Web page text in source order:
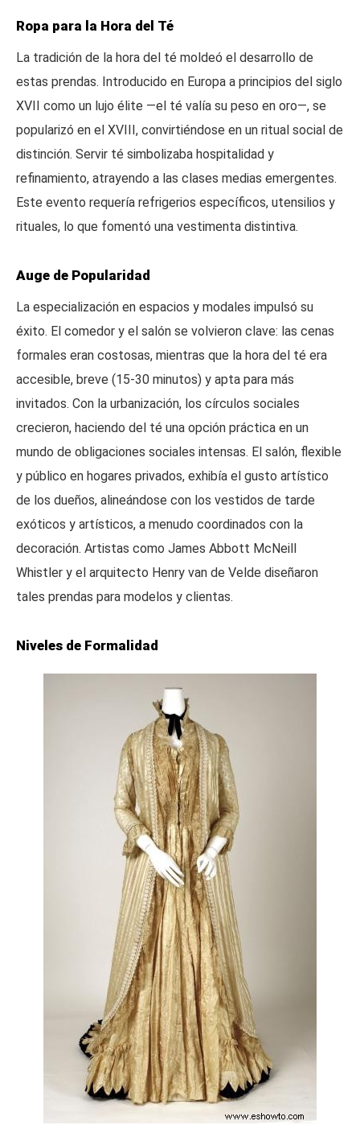
Ropa para la Hora del Té
La tradición de la hora del té moldeó el desarrollo de
estas prendas. Introducido en Europa a principios del siglo
XVII como un lujo élite —el té valía su peso en oro—, se
popularizó en el XVIII, convirtiéndose en un ritual social de
distinción. Servir té simbolizaba hospitalidad y
refinamiento, atrayendo a las clases medias emergentes.
Este evento requería refrigerios específicos, utensilios y
rituales, lo que fomentó una vestimenta distintiva.
Auge de Popularidad
La especialización en espacios y modales impulsó su
éxito. El comedor y el salón se volvieron clave: las cenas
formales eran costosas, mientras que la hora del té era
accesible, breve (15-30 minutos) y apta para más
invitados. Con la urbanización, los círculos sociales
crecieron, haciendo del té una opción práctica en un
mundo de obligaciones sociales intensas. El salón, flexible
y público en hogares privados, exhibía el gusto artístico
de los dueños, alineándose con los vestidos de tarde
exóticos y artísticos, a menudo coordinados con la
decoración. Artistas como James Abbott McNeill
Whistler y el arquitecto Henry van de Velde diseñaron
tales prendas para modelos y clientas.
Niveles de Formalidad